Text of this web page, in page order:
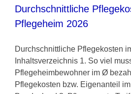
Durchschnittliche
Pflegeheim 2026
Durchschnittliche Pflegekosten
Inhaltsverzeichnis 1. So viel
Pflegeheimbewohner im Ø
Pflegekosten bzw. Eigenanteil